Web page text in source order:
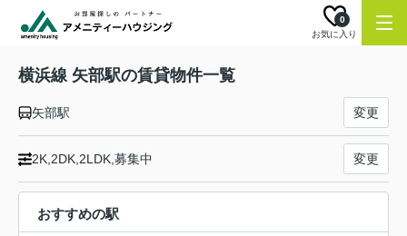
お気に入り
0
横浜線 矢部駅の賃貸物件一覧
矢部駅 変更
2K,2DK,2LDK,募集中 変更
おすすめの駅